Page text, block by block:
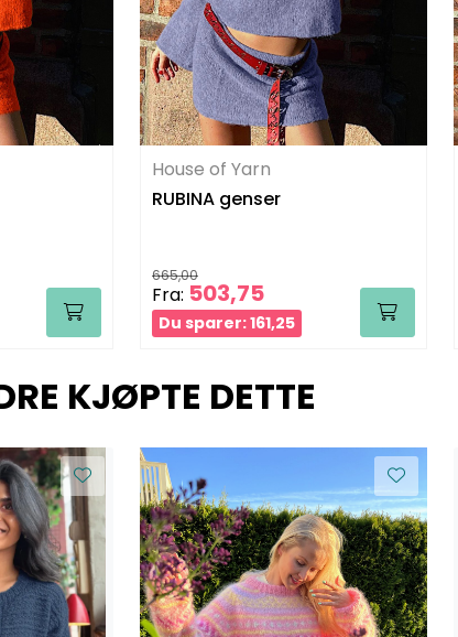
House of Yarn
RUBINA genser
665,00
Fra: 503,75
Du sparer: 161,25
KJØPTE DETTE